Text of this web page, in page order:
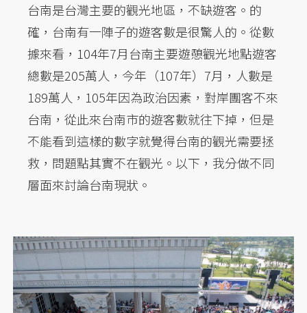
台南是台灣主要的觀光地區，不缺遊客。的
確，台南有一陣子的遊客數是很驚人的。從數
據來看，104年7月台南主要遊憩觀光地點遊客
總數是205萬人，今年（107年）7月，人數是
189萬人，105年因為政治因素，對岸團客不來
台南，從此來台南市的遊客數就往下掉，但是
不能看到這樣的數字就覺得台南的觀光需要拯
救，問題點其實不在觀光。以下，我分做不同
層面來討論台南現狀。